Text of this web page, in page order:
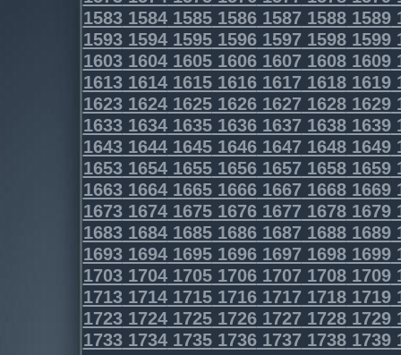
1583158415851586158715881589
1593159415951596159715981599
1603160416051606160716081609
1613161416151616161716181619
1623162416251626162716281629
1633163416351636163716381639
1643164416451646164716481649
1653165416551656165716581659
1663166416651666166716681669
1673167416751676167716781679
1683168416851686168716881689
1693169416951696169716981699
1703170417051706170717081709
1713171417151716171717181719
1723172417251726172717281729
1733173417351736173717381739